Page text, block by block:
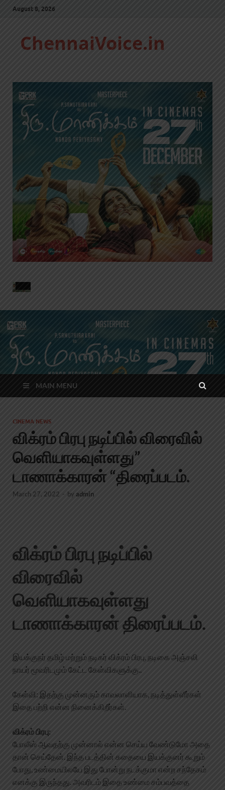
August 8, 2026
ChennaiVoice.in
MAIN MENU
CINEMA NEWS
விக்ரம் பிரபு நடிப்பில் விரைவில்
வெளியாகவுள்ளது”
டாணாக்காரன் “திரைப்படம்.
March 27, 2022 - byadmin
விக்ரம் பிரபு நடிப்பில்
விரைவில்
வெளியாகவுள்ளது
டாணாக்காரன் திரைப்படம்.
இயக்குநர் தமிழ் மற்றும் நடிகர் விக்ரம் பிரபு, நடிகை அஞ்சலி
நாயர் மூவரிடமும் கேட்ட கேள்விகளுக்கு..
கேள்வி: இதற்கு முன்னரும் காவலாளியாக, நடித்துள்ளீர்கள்
இதை பற்றி என்ன நினைக்கிறீர்கள்.
விக்ரம் பிரபு:
போலீஸ் ஆவதற்கு முன்னால் என்ன செய்ய வேண்டுமோ அதை
தான் செய்தேன். இந்த படத்தின் கதையை இயக்குனர் கூறும்
போது, உண்மையிலயே இது போன்று நடக்குமா என்ற சந்தேகம்
எனக்கு இருந்தது. அவரிடம் இதை உண்மை சம்பவத்தை